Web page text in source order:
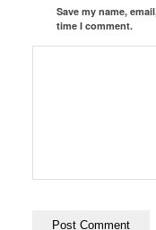
Save my name,
time I comment.